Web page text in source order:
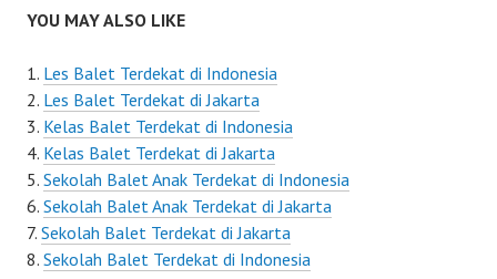
YOU MAY ALSO LIKE
Les Balet Terdekat di Indonesia
Les Balet Terdekat di Jakarta
Kelas Balet Terdekat di Indonesia
Kelas Balet Terdekat di Jakarta
Sekolah Balet Anak Terdekat di Indonesia
Sekolah Balet Anak Terdekat di Jakarta
Sekolah Balet Terdekat di Jakarta
Sekolah Balet Terdekat di Indonesia